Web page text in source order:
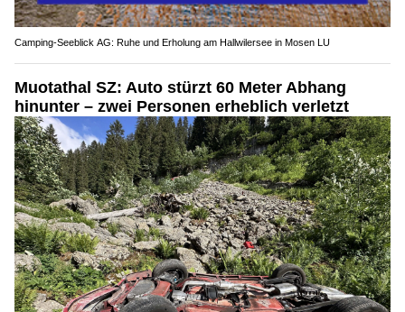
Camping-Seeblick AG: Ruhe und Erholung am Hallwilersee in Mosen LU
Muotathal SZ: Auto stürzt 60 Meter Abhang
hinunter – zwei Personen erheblich verletzt